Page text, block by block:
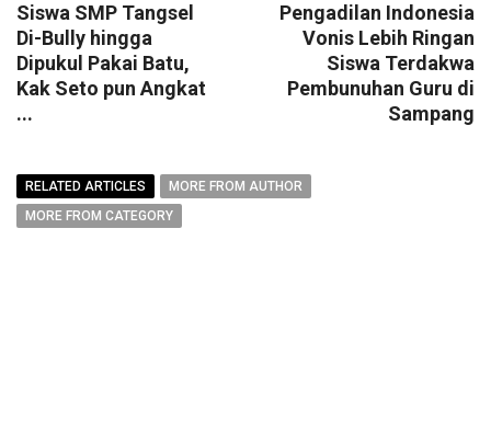
Siswa SMP Tangsel
Di-Bully hingga
Dipukul Pakai Batu,
Kak Seto pun Angkat
...
Pengadilan Indonesia
Vonis Lebih Ringan
Siswa Terdakwa
Pembunuhan Guru di
Sampang
RELATED ARTICLES
MORE FROM AUTHOR
MORE FROM CATEGORY